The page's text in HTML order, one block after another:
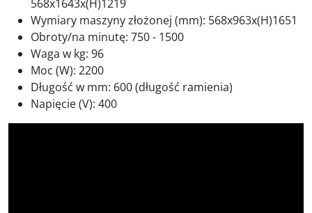
568x1643x(H)1219
Wymiary maszyny złożonej (mm): 568x963x(H)1651
Obroty/na minutę: 750 - 1500
Waga w kg: 96
Moc (W): 2200
Długość w mm: 600 (długość ramienia)
Napięcie (V): 400